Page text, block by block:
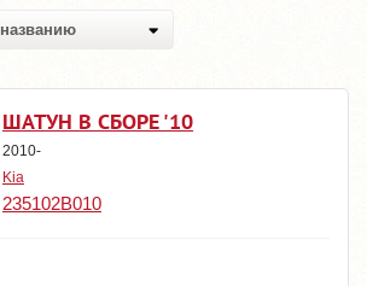
названию
ШАТУН В СБОРЕ '10
2010-
Kia
235102B010